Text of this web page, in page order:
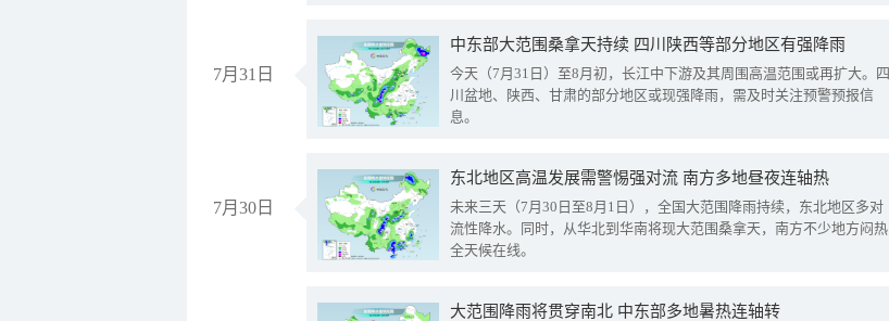
7月31日
中东部大范围桑拿天持续 四川陕西等部分地区有强降雨
今天（7月31日）至8月初，长江中下游及其周围高温范围或再扩大。四
川盆地、陕西、甘肃的部分地区或现强降雨，需及时关注预警预报信
息。
7月30日
东北地区高温发展需警惕强对流 南方多地昼夜连轴热
未来三天（7月30日至8月1日），全国大范围降雨持续，东北地区多对
流性降水。同时，从华北到华南将现大范围桑拿天，南方不少地方闷热
全天候在线。
大范围降雨将贯穿南北 中东部多地暑热连轴转